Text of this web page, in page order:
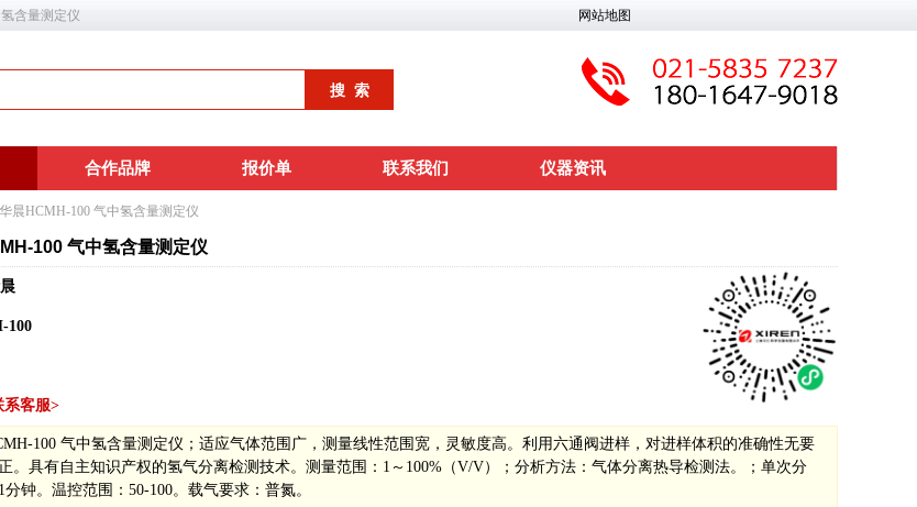
含量测定仪 网站地图
合作品牌 报价单 联系我们 仪器资讯
晨HCMH-100 气中氢含量测定仪
100 气中氢含量测定仪
100
系客服>
100 气中氢含量测定仪；适应气体范围广，测量线性范围宽，灵敏度高。利用六通阀进样，对进样体积的准确性无要
。具有自主知识产权的氢气分离检测技术。测量范围：1～100%（V/V）；分析方法：气体分离热导检测法。；单次分
钟。温控范围：50-100。载气要求：普氮。